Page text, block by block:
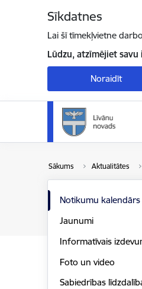
Sīkdatnes
Lai šī tīmekļvietne
Lūdzu, atzīmējiet savu
Noraidīt
Sākums Aktualitātes
Notikumu kalendārs
Jaunumi
Informatīvais
Foto un video
Sabiedrības